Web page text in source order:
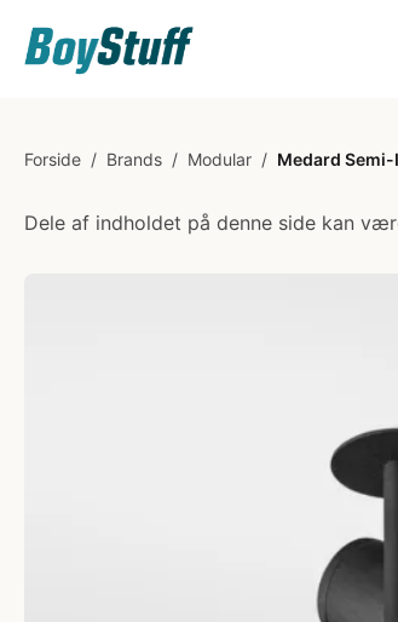
Forside / Brands / Modular / Medard
Dele af indholdet på denne side kan